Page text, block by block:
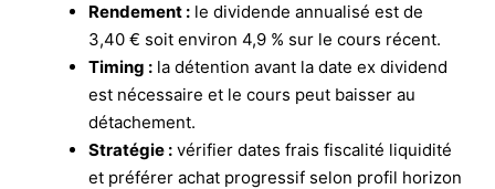
Rendement : le dividende annualisé est de
3,40 € soit environ 4,9 % sur le cours récent.
Timing : la détention avant la date ex dividend
est nécessaire et le cours peut baisser au
détachement.
Stratégie : vérifier dates frais fiscalité liquidité
et préférer achat progressif selon profil horizon